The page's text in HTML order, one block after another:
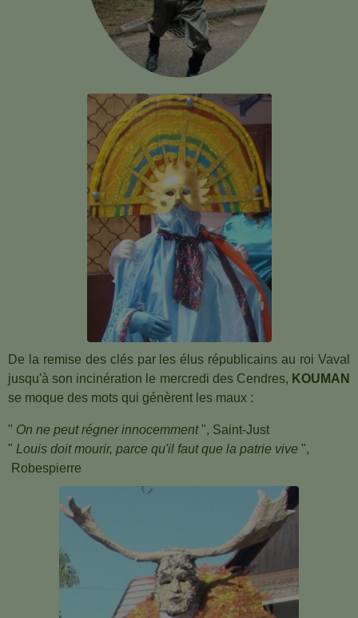
De la remise des clés par les élus républicains au roi Vaval
jusqu'à son incinération le mercredi des Cendres, KOUMAN
se moque des mots qui génèrent les maux :
" On ne peut régner innocemment", Saint-Just
" Louis doit mourir, parce qu'il faut que la patrie vive ",
Robespierre